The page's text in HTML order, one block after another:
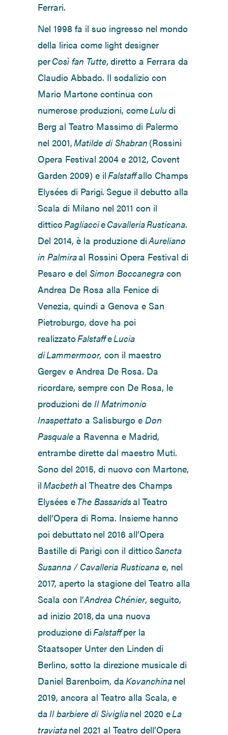
Ferrari.
Nel 1998 fa il suo ingresso nel mondo
della lirica come light designer
perCosì fan Tutte,diretto a Ferrara da
Claudio Abbado. Il sodalizio con
Mario Martone continua con
numerose produzioni, comeLuludi
Berg al Teatro Massimo di Palermo
nel 2001,Matilde di Shabran (Rossini
Opera Festival 2004 e 2012, Covent
Garden 2009) e ilFalstaffallo Champs
Elysées di Parigi. Segue il debutto alla
Scala di Milano nel 2011 con il
ditticoPagliaccieCavalleriaRusticana.
Del 2014, è la produzione diAureliano
in Palmiraal Rossini Opera Festival di
Pesaro e del Simon Boccanegra con
Andrea De Rosa alla Fenice di
Venezia, quindi a Genova e San
Pietroburgo, dove ha poi
realizzatoFalstaffeLucia
diLammermoor, con il maestro
Gergev e Andrea De Rosa. Da
ricordare, sempre con De Rosa, le
produzioni de Il Matrimonio
Inaspettato a Salisburgo e Don
Pasquale a Ravenna e Madrid,
entrambe dirette dal maestro Muti.
Sono del 2015, di nuovo con Martone,
ilMacbethal Theatre des Champs
Elysées eThe Bassaridsal Teatro
dell’Opera di Roma. Insieme hanno
poi debuttato nel 2016 all’Opera
Bastille di Parigi con il ditticoSancta
Susanna / Cavalleria Rusticana e, nel
2017, aperto la stagione del Teatro alla
Scala con l’Andrea Chénier, seguito,
ad inizio 2018, da una nuova
produzione diFalstaffper la
Staatsoper Unter den Linden di
Berlino, sotto la direzione musicale di
Daniel Barenboim, daKovanchinanel
2019, ancora al Teatro alla Scala, e
daIl barbiere di Siviglianel 2020 eLa
traviatanel 2021 al Teatro dell’Opera